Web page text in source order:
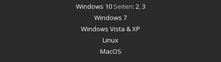
Windows 10Seiten: 2 3
Windows 7
Windows Vista & XP
Linux
MacOS